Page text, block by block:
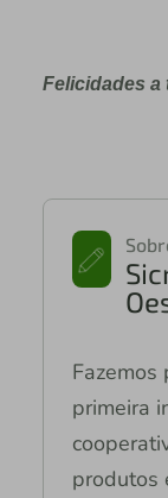
Felicidades a
Fazemos
primeira
produtos